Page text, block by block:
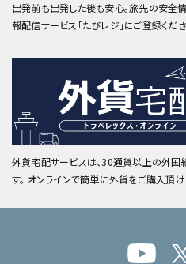
出発前も出発した後も安心。旅先の安全
報配信サービス「たびレジ」にご登録くださ
外貨宅配サービスは、30通貨以上の外
す。 オンラインで簡単に外貨をご購入頂け